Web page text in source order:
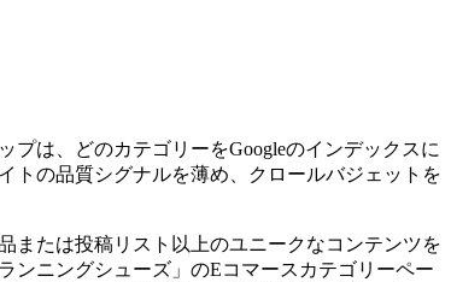
は、どのカテゴリーをGoogleのインデックスに
トの品質シグナルを薄め、クロールバジェットを
または投稿リスト以上のユニークなコンテンツを
ンニングシューズ」のEコマースカテゴリーペー